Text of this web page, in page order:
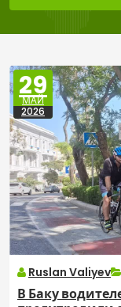
29
МАЙ
2026
Ruslan Valiyev
В Баку